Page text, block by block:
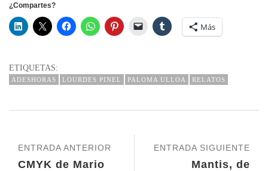
¿Compartes?
Más
ETIQUETAS:
ADESHORAS LOURDES PINEL PALOMA ULLOA RELATOS
ENTRADA SIGUIENTE
Mantis, de
ENTRADA ANTERIOR
CMYK de Mario